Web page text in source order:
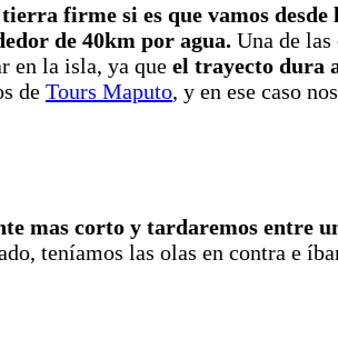
firme si es que vamos desde
de 40km por agua. Una de las
en la isla, ya que el trayecto dura
de Tours Maputo, y en ese caso
mas corto y tardaremos entre
teníamos las olas en contra e